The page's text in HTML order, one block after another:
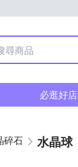
必逛好店
碎石 水晶球